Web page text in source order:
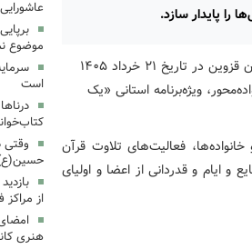
را پایدار سازد.
به گزارش روابط عمومی اداره کل کانون پرورش فکری کودکان و نوجوانان استان قزوین در تاریخ ۲۱ خرداد ۱۴۰۵
ویژه‌برنامه استانی «یک
حضور ۷۵ مهمان شامل اعضا و خانواده‌ها، فعالیت‌های تلاوت قرآن
ایام و قدردانی از اعضا و اولیای
موضوع
است
وقتی
از
هنری